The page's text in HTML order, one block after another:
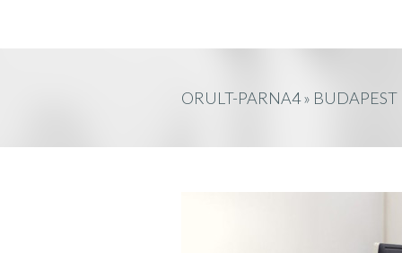
ORULT-PARNA4 »